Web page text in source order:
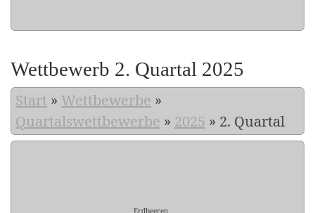
Wettbewerb 2. Quartal 2025
Start » Wettbewerbe »
Quartalswettbewerbe » 2025 » 2. Quartal
Erdbeeren